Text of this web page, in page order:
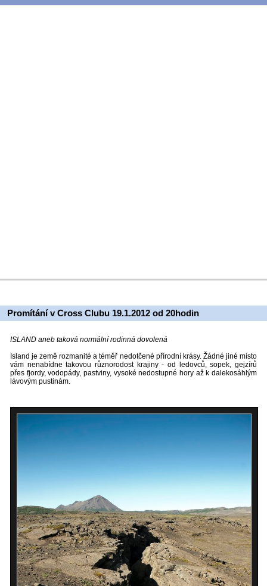
Promítání v Cross Clubu 19.1.2012 od 20hodin
ISLAND aneb taková normální rodinná dovolená
Island je země rozmanité a téměř nedotčené přírodní krásy. Žádné jiné místo
vám nenabídne takovou různorodost krajiny - od ledovců, sopek, gejzírů
přes fjordy, vodopády, pastviny, vysoké nedostupné hory až k dalekosáhlým
lávovým pustinám.